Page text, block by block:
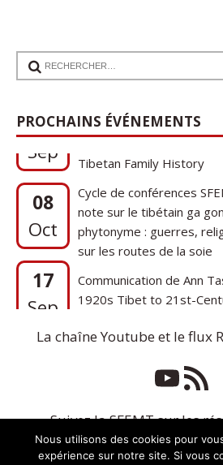
PROCHAINS ÉVÉNEMENTS
Sep
1920s Tibet to 21st-
08
Oct
Cycle de conférences
note sur le tibétain ga
phytonyme : guerres,
sur les routes de la soie
17
Sep
1920s Tibet to 21st-
Tibetan Family History
La chaîne Youtube et le flux
Suivez la SFEMT sur les
Nous utilisons des cookies pour
expérience sur notre site. Si vous